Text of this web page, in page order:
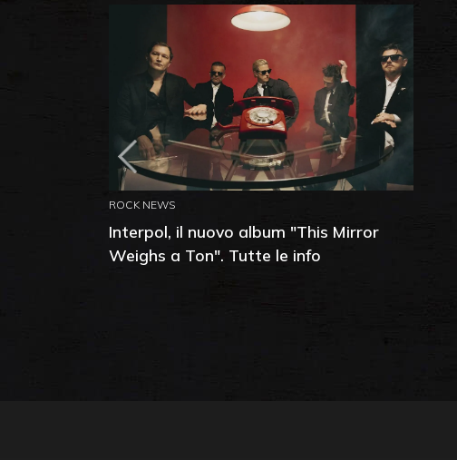
ROCK NEWS
Interpol, il nuovo album "This Mirror
Weighs a Ton". Tutte le info